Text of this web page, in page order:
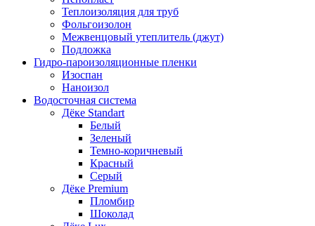
Теплоизоляция для труб
Фольгоизолон
Межвенцовый утеплитель (джут)
Подложка
Гидро-пароизоляционные пленки
Изоспан
Наноизол
Водосточная система
Дёке Standart
Белый
Зеленый
Темно-коричневый
Красный
Серый
Дёке Premium
Пломбир
Шоколад